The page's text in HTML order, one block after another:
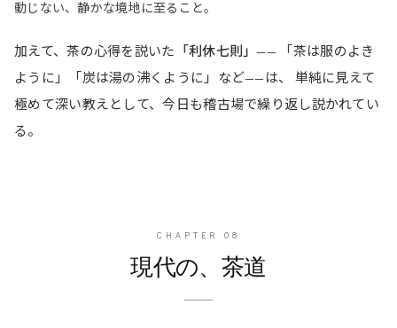
動じない、静かな境地に至ること。
加えて、茶の心得を説いた 「利休七則」—— 「茶は服のよき
ように」「炭は湯の沸くように」など——は、 単純に見えて
極めて深い教えとして、今日も稽古場で繰り返し説かれてい
る。
CHAPTER 08
現代の、茶道